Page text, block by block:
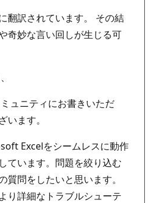
翻訳されています。 その結
奇妙な言い回しが生じる可
ュニティにお書きいただ
います。
Excelをシームレスに動作
ています。問題を絞り込む
質問をしたいと思います。
り詳細なトラブルシューテ